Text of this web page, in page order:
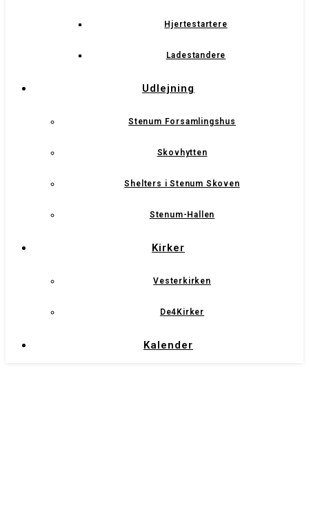
Hjertestartere
Ladestandere
Udlejning
Stenum Forsamlingshus
Skovhytten
Shelters i Stenum Skoven
Stenum-Hallen
Kirker
Vesterkirken
De4Kirker
Kalender